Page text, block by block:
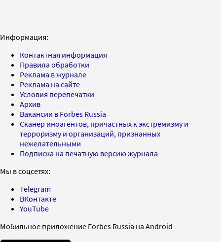
Информация:
Контактная информация
Правила обработки
Реклама в журнале
Реклама на сайте
Условия перепечатки
Архив
Вакансии в Forbes Russia
Сканер иноагентов, причастных к экстремизму и
терроризму и организаций, признанных
нежелательными
Подписка на печатную версию журнала
Мы в соцсетях:
Telegram
ВКонтакте
YouTube
Мобильное приложение Forbes Russia на Android